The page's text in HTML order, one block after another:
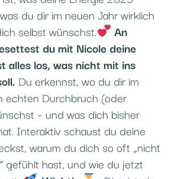
du dir im neuen Jahr wirklich
selbst wünschst.
An
du mit Nicole deine
alles los, was nicht mit ins
Du erkennst, wo du dir im
echten Durchbruch (oder
– und was dich bisher
Interaktiv schaust du deine
warum du dich so oft „nicht
gefühlt hast, und wie du jetzt